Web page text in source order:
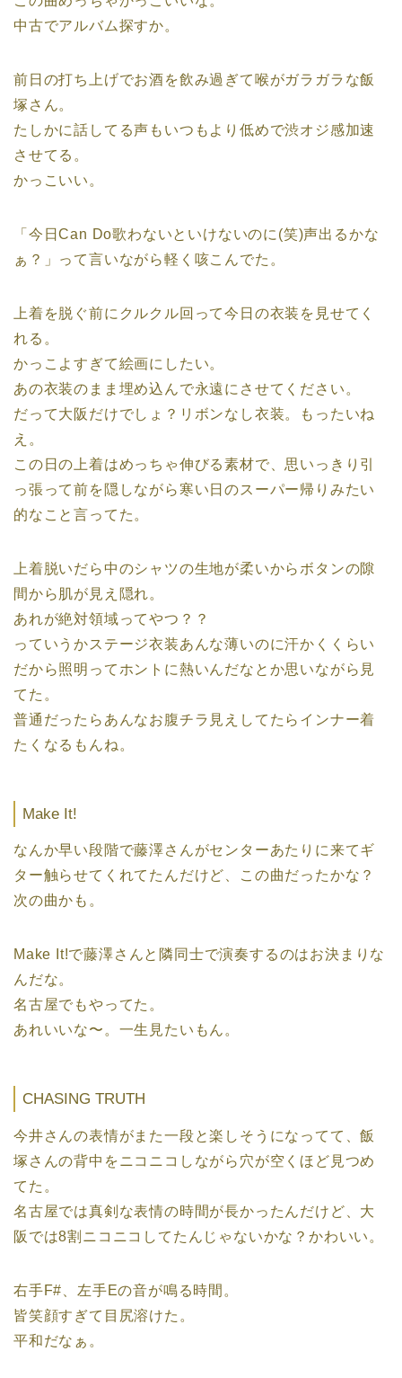
中古でアルバム探すか。
前日の打ち上げでお酒を飲み過ぎて喉がガラガラな飯
塚さん。
たしかに話してる声もいつもより低めで渋オジ感加速
させてる。
かっこいい。
「今日Can Do歌わないといけないのに(笑)声出るかな
ぁ？」って言いながら軽く咳こんでた。
上着を脱ぐ前にクルクル回って今日の衣装を見せてく
れる。
かっこよすぎて絵画にしたい。
あの衣装のまま埋め込んで永遠にさせてください。
だって大阪だけでしょ？リボンなし衣装。もったいね
え。
この日の上着はめっちゃ伸びる素材で、思いっきり引
っ張って前を隠しながら寒い日のスーパー帰りみたい
的なこと言ってた。
上着脱いだら中のシャツの生地が柔いからボタンの隙
間から肌が見え隠れ。
あれが絶対領域ってやつ？？
っていうかステージ衣装あんな薄いのに汗かくくらい
だから照明ってホントに熱いんだなとか思いながら見
てた。
普通だったらあんなお腹チラ見えしてたらインナー着
たくなるもんね。
Make It!
なんか早い段階で藤澤さんがセンターあたりに来てギ
ター触らせてくれてたんだけど、この曲だったかな？
次の曲かも。
Make It!で藤澤さんと隣同士で演奏するのはお決まりな
んだな。
名古屋でもやってた。
あれいいな〜。一生見たいもん。
CHASING TRUTH
今井さんの表情がまた一段と楽しそうになってて、飯
塚さんの背中をニコニコしながら穴が空くほど見つめ
てた。
名古屋では真剣な表情の時間が長かったんだけど、大
阪では8割ニコニコしてたんじゃないかな？かわいい。
右手F#、左手Eの音が鳴る時間。
皆笑顔すぎて目尻溶けた。
平和だなぁ。